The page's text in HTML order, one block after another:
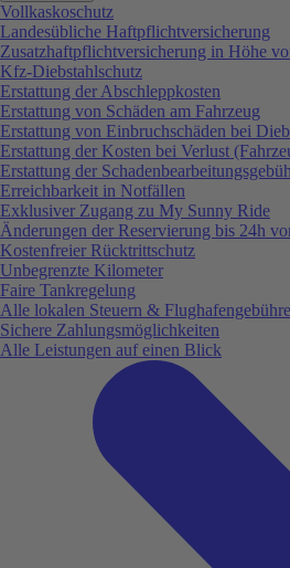
Vollkaskoschutz
Landesübliche Haftpflichtversicherung
Zusatzhaftpflichtversicherung in Höhe
Kfz-Diebstahlschutz
Erstattung der Abschleppkosten
Erstattung von Schäden am Fahrzeug
Erstattung von Einbruchschäden bei
Erstattung der Kosten bei Verlust
Erstattung der
Erreichbarkeit in Notfällen
Exklusiver Zugang zu My Sunny Ride
Änderungen der Reservierung bis 24h
Kostenfreier Rücktrittschutz
Unbegrenzte Kilometer
Faire Tankregelung
Alle lokalen Steuern &
Sichere Zahlungsmöglichkeiten
Alle Leistungen auf einen Blick